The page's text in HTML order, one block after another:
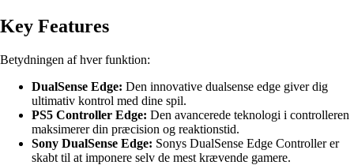
Key Features
Betydningen af hver funktion:
DualSense Edge: Den innovative dualsense edge giver dig
ultimativ kontrol med dine spil.
PS5 Controller Edge: Den avancerede teknologi i controlleren
maksimerer din præcision og reaktionstid.
Sony DualSense Edge: Sonys DualSense Edge Controller er
skabt til at imponere selv de mest krævende gamere.